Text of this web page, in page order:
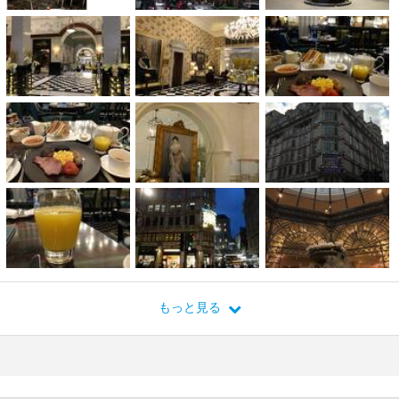
もっと見る